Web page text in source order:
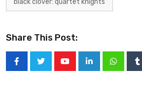
black clover: quartet knights
Share This Post: